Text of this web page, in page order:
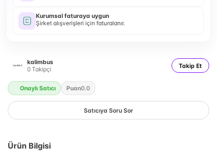
Kurumsal faturaya uygun
Şirket alışverişleri için faturalanır.
kalimbus
0 Takipçi Takip Et
Onaylı Satıcı Puan0.0
Satıcıya Soru Sor
Ürün Bilgisi